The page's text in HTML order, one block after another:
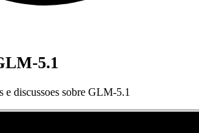
5.1
e discussoes sobre GLM-5.1